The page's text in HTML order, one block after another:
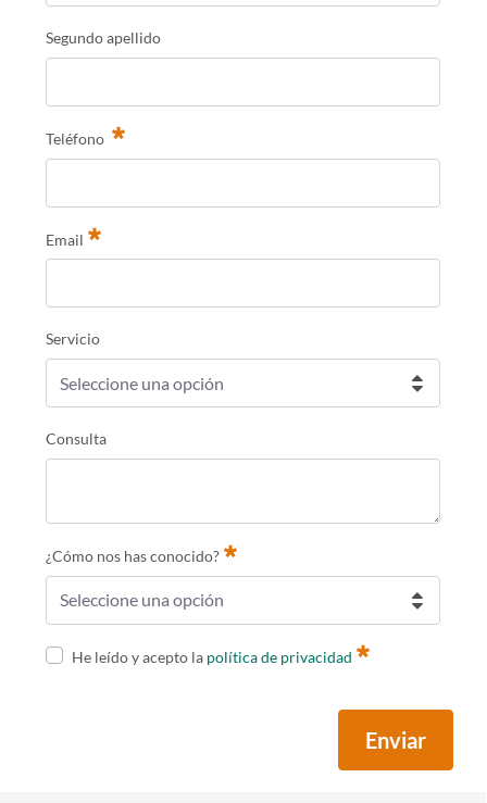
Segundo apellido
Teléfono
Email
Servicio
Seleccione una opción
Consulta
¿Cómo nos has conocido?
Seleccione una opción
He leído y acepto la política de privacidad
Enviar